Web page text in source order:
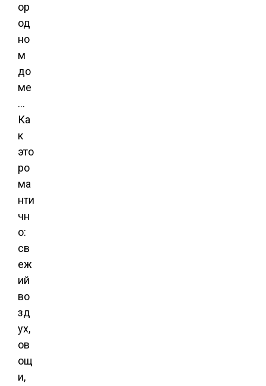
ор
од
но
м
до
ме
…
Ка
к
это
ро
ма
нти
чн
о:
св
еж
ий
во
зд
ух,
ов
ощ
и,